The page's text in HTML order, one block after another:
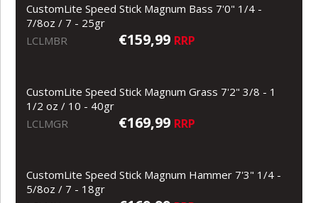
CustomLite Speed Stick Magnum Bass 7'0" 1/4 -
7/8oz / 7 - 25gr
LCLMBR
€159,99 RRP
CustomLite Speed Stick Magnum Grass 7'2" 3/8 - 1
1/2 oz / 10 - 40gr
LCLMGR
€169,99 RRP
CustomLite Speed Stick Magnum Hammer 7'3" 1/4 -
5/8oz / 7 - 18gr